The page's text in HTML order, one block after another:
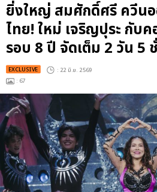
ยิ่งใหญ่ สมศักดิ์ศรี ควีน
ไทย! ใหม่ เจริญปุระ กับค
รอบ 8 ปี จัดเต็ม 2 วัน 5
EXCLUSIVE : 22 มิ.ย. 2569
: 67